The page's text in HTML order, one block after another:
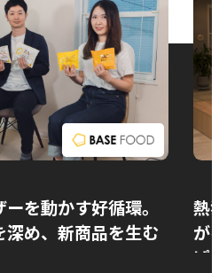
合わせ
を動かす好循環。
め、新商品を生む
熱
が
ぱ